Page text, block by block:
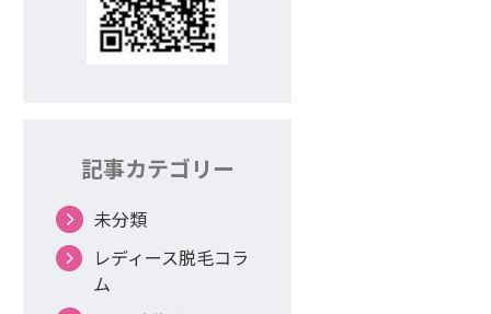
記事カテゴリー
未分類
レディース脱毛コラ
ム